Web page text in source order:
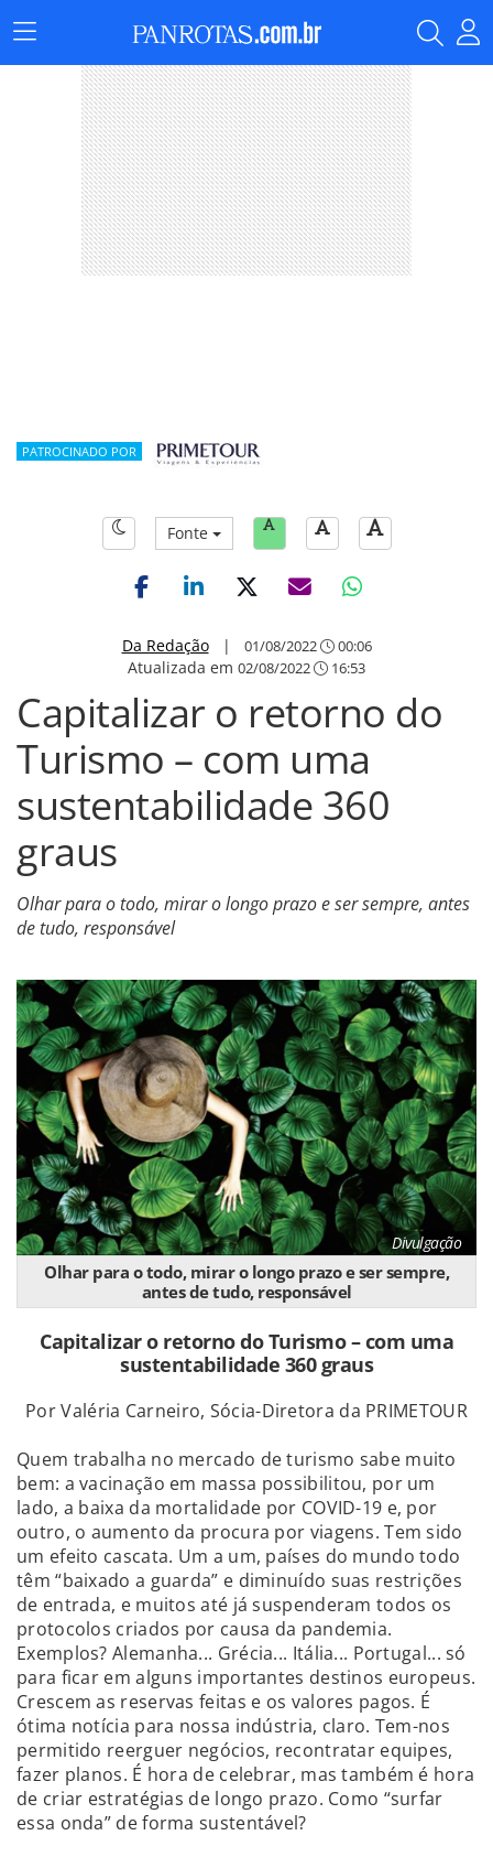
Menu
Principal
PATROCINADO POR
Fonte
Da Redação| 01/08/2022 00:06
Atualizada em 02/08/2022 16:53
Capitalizar o retorno do
Turismo – com uma
sustentabilidade 360
graus
Olhar para o todo, mirar o longo prazo e ser sempre, antes
de tudo, responsável
Divulgação
Olhar para o todo, mirar o longo prazo e ser sempre,
antes de tudo, responsável
Capitalizar o retorno do Turismo – com uma
sustentabilidade 360 graus
Por Valéria Carneiro, Sócia-Diretora da PRIMETOUR
Quem trabalha no mercado de turismo sabe muito
bem: a vacinação em massa possibilitou, por um
lado, a baixa da mortalidade por COVID-19 e, por
outro, o aumento da procura por viagens. Tem sido
um efeito cascata. Um a um, países do mundo todo
têm “baixado a guarda” e diminuído suas restrições
de entrada, e muitos até já suspenderam todos os
protocolos criados por causa da pandemia.
Exemplos? Alemanha... Grécia... Itália... Portugal... só
para ficar em alguns importantes destinos europeus.
Crescem as reservas feitas e os valores pagos. É
ótima notícia para nossa indústria, claro. Tem-nos
permitido reerguer negócios, recontratar equipes,
fazer planos. É hora de celebrar, mas também é hora
de criar estratégias de longo prazo. Como “surfar
essa onda” de forma sustentável?